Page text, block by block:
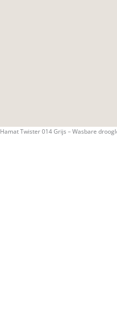
Hamat Twister 014 Grijs – Wasbare